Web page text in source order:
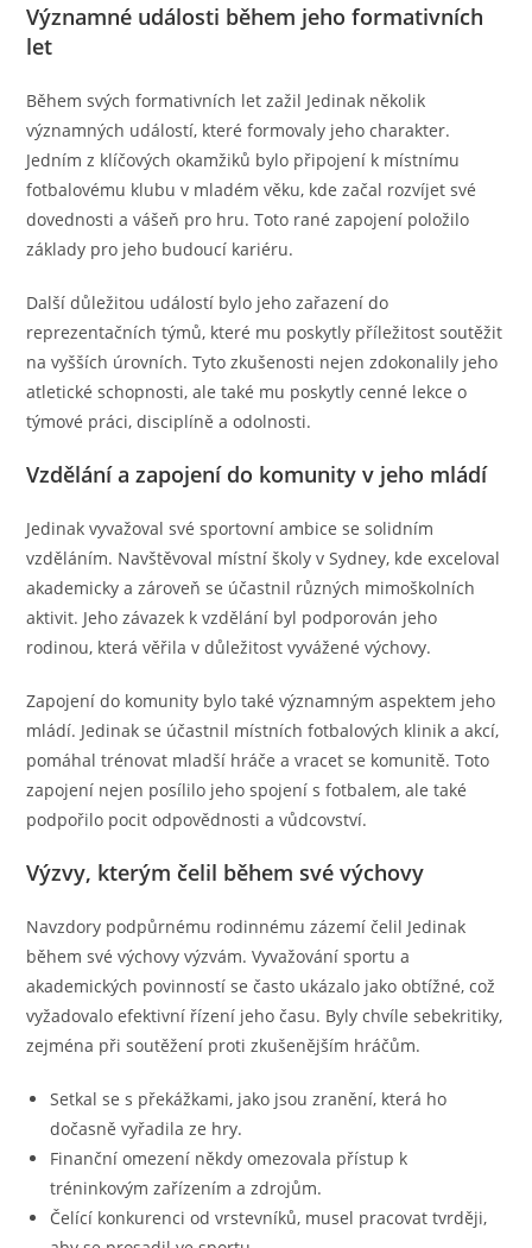
Významné události během jeho formativních
let
Během svých formativních let zažil Jedinak několik
významných událostí, které formovaly jeho charakter.
Jedním z klíčových okamžiků bylo připojení k místnímu
fotbalovému klubu v mladém věku, kde začal rozvíjet své
dovednosti a vášeň pro hru. Toto rané zapojení položilo
základy pro jeho budoucí kariéru.
Další důležitou událostí bylo jeho zařazení do
reprezentačních týmů, které mu poskytly příležitost soutěžit
na vyšších úrovních. Tyto zkušenosti nejen zdokonalily jeho
atletické schopnosti, ale také mu poskytly cenné lekce o
týmové práci, disciplíně a odolnosti.
Vzdělání a zapojení do komunity v jeho mládí
Jedinak vyvažoval své sportovní ambice se solidním
vzděláním. Navštěvoval místní školy v Sydney, kde exceloval
akademicky a zároveň se účastnil různých mimoškolních
aktivit. Jeho závazek k vzdělání byl podporován jeho
rodinou, která věřila v důležitost vyvážené výchovy.
Zapojení do komunity bylo také významným aspektem jeho
mládí. Jedinak se účastnil místních fotbalových klinik a akcí,
pomáhal trénovat mladší hráče a vracet se komunitě. Toto
zapojení nejen posílilo jeho spojení s fotbalem, ale také
podpořilo pocit odpovědnosti a vůdcovství.
Výzvy, kterým čelil během své výchovy
Navzdory podpůrnému rodinnému zázemí čelil Jedinak
během své výchovy výzvám. Vyvažování sportu a
akademických povinností se často ukázalo jako obtížné, což
vyžadovalo efektivní řízení jeho času. Byly chvíle sebekritiky,
zejména při soutěžení proti zkušenějším hráčům.
Setkal se s překážkami, jako jsou zranění, která ho
dočasně vyřadila ze hry.
Finanční omezení někdy omezovala přístup k
tréninkovým zařízením a zdrojům.
Čelící konkurenci od vrstevníků, musel pracovat tvrději,